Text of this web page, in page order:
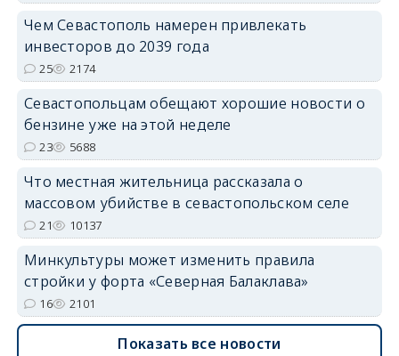
Чем Севастополь намерен привлекать
инвесторов до 2039 года
25 2174
Севастопольцам обещают хорошие новости о
бензине уже на этой неделе
23 5688
Что местная жительница рассказала о
массовом убийстве в севастопольском селе
21 10137
Минкультуры может изменить правила
стройки у форта «Северная Балаклава»
16 2101
Показать все новости